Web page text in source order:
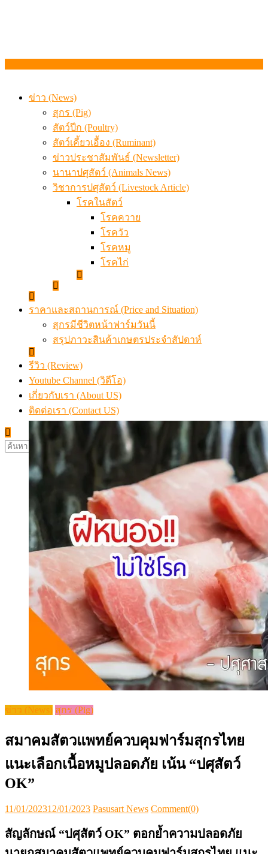
ข่าว (News)
สุกร (Pig)
สัตว์ปีก (Poultry)
สัตว์เคี้ยวเอื้อง (Ruminant)
ข่าวประชาสัมพันธ์ (Newsletter)
นานาปศุสัตว์ (Animals News)
วิชาการปศุสัตว์ (Livestock Article)
โรคในสัตว์
โรคควาย
โรควัว
โรคหมู
โรคไก่
ราคาและสถานการณ์ (Price and Situation)
สุกรมีชีวิตหน้าฟาร์มวันนี้
สรุปภาวะสินค้าเกษตรประจำสัปดาห์
รีวิว (Review)
Youtube Channel (วิดีโอ)
เกี่ยวกับเรา (About US)
ติดต่อเรา (Contact US)
ค้นหา
ข่าว (News) สุกร (Pig)
สมาคมสัตวแพทย์ควบคุมฟาร์มสุกรไทย
แนะเลือกเนื้อหมูปลอดภัย เน้น “ปศุสัตว์
OK”
Posted
11/01/202312/01/2023 Author
Pasusart News Comment(0)
สัญลักษณ์ “ปศุสัตว์ OK” ตอกย้ำความปลอดภัย